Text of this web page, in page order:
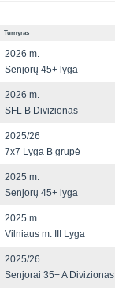
Turnyras
2026 m.
Senjorų 45+ lyga
2026 m.
SFL B Divizionas
2025/26
7x7 Lyga B grupė
2025 m.
Senjorų 45+ lyga
2025 m.
Vilniaus m. III Lyga
2025/26
Senjorai 35+ A Divizionas